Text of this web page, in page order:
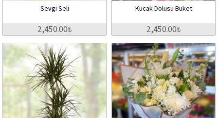
Sevgi Seli
2,450.00₺
Kucak Dolusu Buket
2,450.00₺